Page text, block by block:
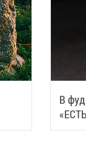
В